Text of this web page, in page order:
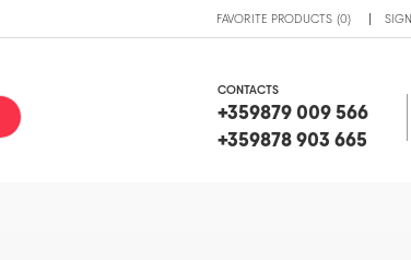
FAVORITE PRODUCTS (0)
CONTACTS
+359879 009 566
+359878 903 665